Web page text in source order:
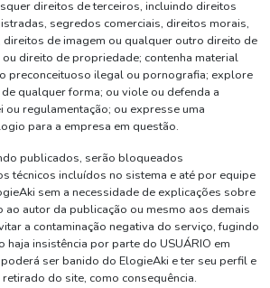
direitos de terceiros, incluindo direitos
segredos comerciais, direitos morais,
de imagem ou qualquer outro direito de
direito de propriedade; contenha material
preconceituoso ilegal ou pornografia; explore
qualquer forma; ou viole ou defenda a
regulamentação; ou expresse uma
para a empresa em questão.
publicados, serão bloqueados
técnicos incluídos no sistema e até por equipe
sem a necessidade de explicações sobre
autor da publicação ou mesmo aos demais
a contaminação negativa do serviço, fugindo
haja insistência por parte do USUÁRIO em
ser banido do ElogieAki e ter seu perfil e
do site, como consequência.